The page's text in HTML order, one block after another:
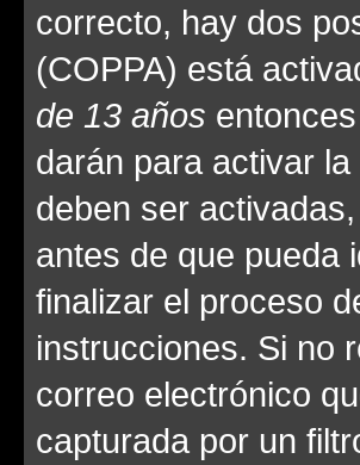
correcto, hay dos
(COPPA) está
de 13 años
darán para activar
deben ser
antes de que pueda
finalizar el proceso
instrucciones. Si no
correo electrónico
capturada por un